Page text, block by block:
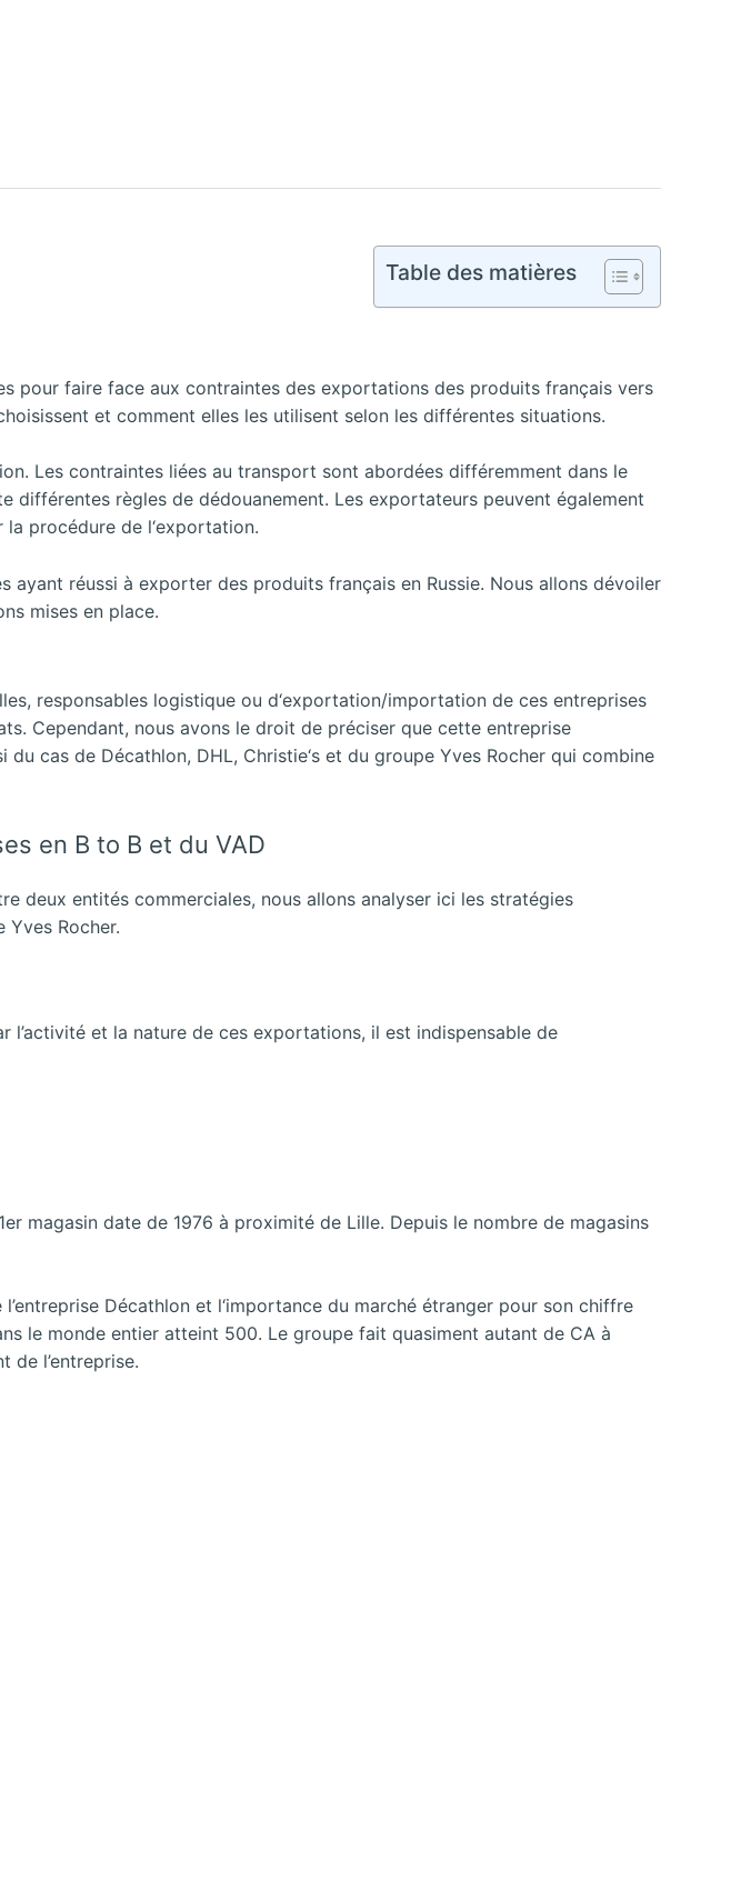
Table des matières
pour faire face aux contraintes des exportations des produits français vers
et comment elles les utilisent selon les différentes situations.
Les contraintes liées au transport sont abordées différemment dans le
règles de dédouanement. Les exportateurs peuvent également
procédure de l‘exportation.
réussi à exporter des produits français en Russie. Nous allons dévoiler
mises en place.
responsables logistique ou d‘exportation/importation de ces entreprises
Cependant, nous avons le droit de préciser que cette entreprise
cas de Décathlon, DHL, Christie‘s et du groupe Yves Rocher qui combine
en B to B et du VAD
deux entités commerciales, nous allons analyser ici les stratégies
Yves Rocher.
l’activité et la nature de ces exportations, il est indispensable de
magasin date de 1976 à proximité de Lille. Depuis le nombre de magasins
Décathlon et l‘importance du marché étranger pour son chiffre
le monde entier atteint 500. Le groupe fait quasiment autant de CA à
de l’entreprise.